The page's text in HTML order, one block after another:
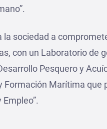
sociedad a
con un Laboratorio de
Pesquero y
Formación Marítima que